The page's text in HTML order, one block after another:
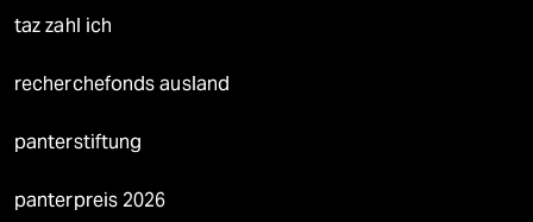
taz zahl ich
recherchefonds ausland
panterstiftung
panterpreis 2026